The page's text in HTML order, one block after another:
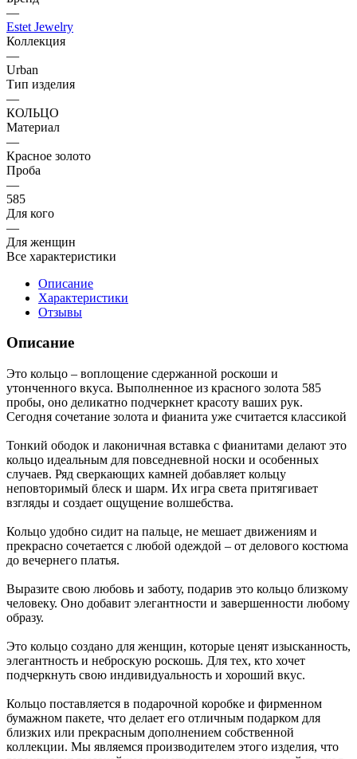
—
Estet Jewelry
Коллекция
—
Urban
Тип изделия
—
КОЛЬЦО
Материал
—
Красное золото
Проба
—
585
Для кого
—
Для женщин
Все характеристики
Описание
Характеристики
Отзывы
Описание
Это кольцо – воплощение сдержанной роскоши и
утонченного вкуса. Выполненное из красного золота 585
пробы, оно деликатно подчеркнет красоту ваших рук.
Сегодня сочетание золота и фианита уже считается классикой
Тонкий ободок и лаконичная вставка с фианитами делают это
кольцо идеальным для повседневной носки и особенных
случаев. Ряд сверкающих камней добавляет кольцу
неповторимый блеск и шарм. Их игра света притягивает
взгляды и создает ощущение волшебства.
Кольцо удобно сидит на пальце, не мешает движениям и
прекрасно сочетается с любой одеждой – от делового костюма
до вечернего платья.
Выразите свою любовь и заботу, подарив это кольцо близкому
человеку. Оно добавит элегантности и завершенности любому
образу.
Это кольцо создано для женщин, которые ценят изысканность,
элегантность и неброскую роскошь. Для тех, кто хочет
подчеркнуть свою индивидуальность и хороший вкус.
Кольцо поставляется в подарочной коробке и фирменном
бумажном пакете, что делает его отличным подарком для
близких или прекрасным дополнением собственной
коллекции. Мы являемся производителем этого изделия, что